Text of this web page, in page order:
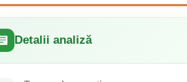
Detalii analiză